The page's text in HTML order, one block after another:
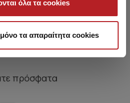
όλα τα cookies
τα απαραίτητα cookies
πρόσφατα